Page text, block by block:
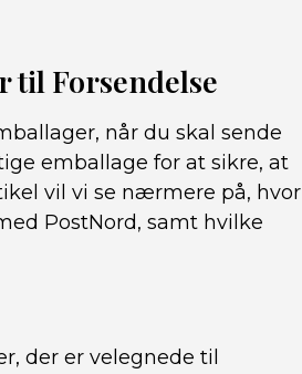
til Forsendelse
når du skal sende
emballage for at sikre, at
vil vi se nærmere på, hvor
PostNord, samt hvilke
der er velegnede til